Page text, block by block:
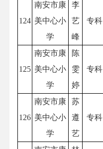
124
南安市康
美中心小
学
李
艺
峰
专科
125
南安市康
美中心小
学
陈
雯
婷
专科
126
南安市康
美中心小
学
苏
遵
艺
专科